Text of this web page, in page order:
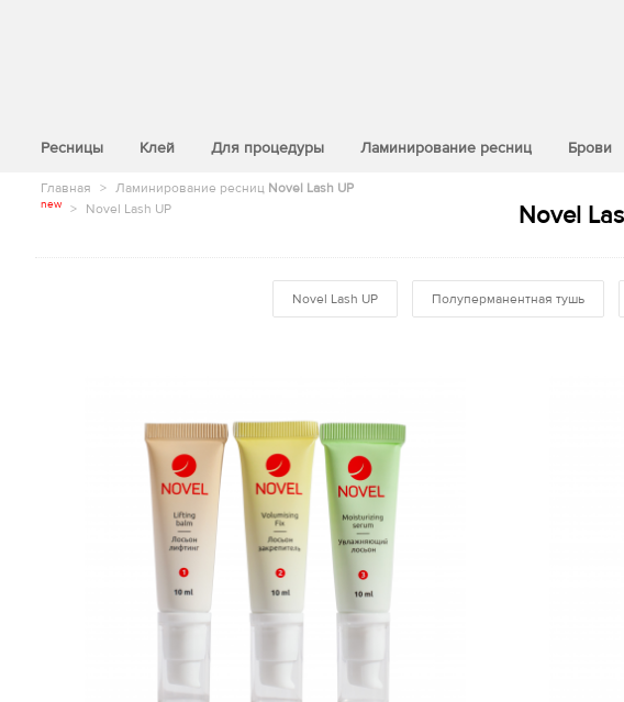
Ресницы Клей Для процедуры Ламинирование ресниц Брови
Главная > Ламинирование ресниц Novel Lash UP
new > Novel Lash UP Novel
Novel Lash UP Полуперманентная тушь